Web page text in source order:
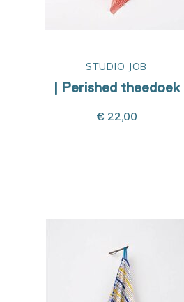
STUDIO JOB
| Perished theedoek
€ 22,00